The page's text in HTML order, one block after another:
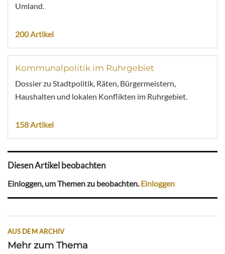
Umland.
200 Artikel
Kommunalpolitik im Ruhrgebiet
Dossier zu Stadtpolitik, Räten, Bürgermeistern,
Haushalten und lokalen Konflikten im Ruhrgebiet.
158 Artikel
Diesen Artikel beobachten
Einloggen, um Themen zu beobachten.Einloggen
AUS DEM ARCHIV
Mehr zum Thema